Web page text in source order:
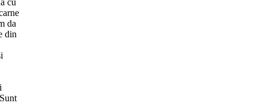
da
din